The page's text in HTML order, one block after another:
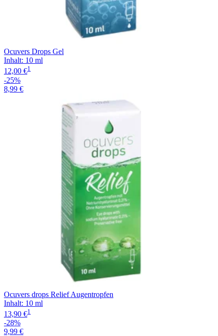
Ocuvers Drops Gel
Inhalt: 10 ml
12,00 €1
-25%
8,99 €
Ocuvers drops Relief Augentropfen
Inhalt: 10 ml
13,90 €1
-28%
9,99 €